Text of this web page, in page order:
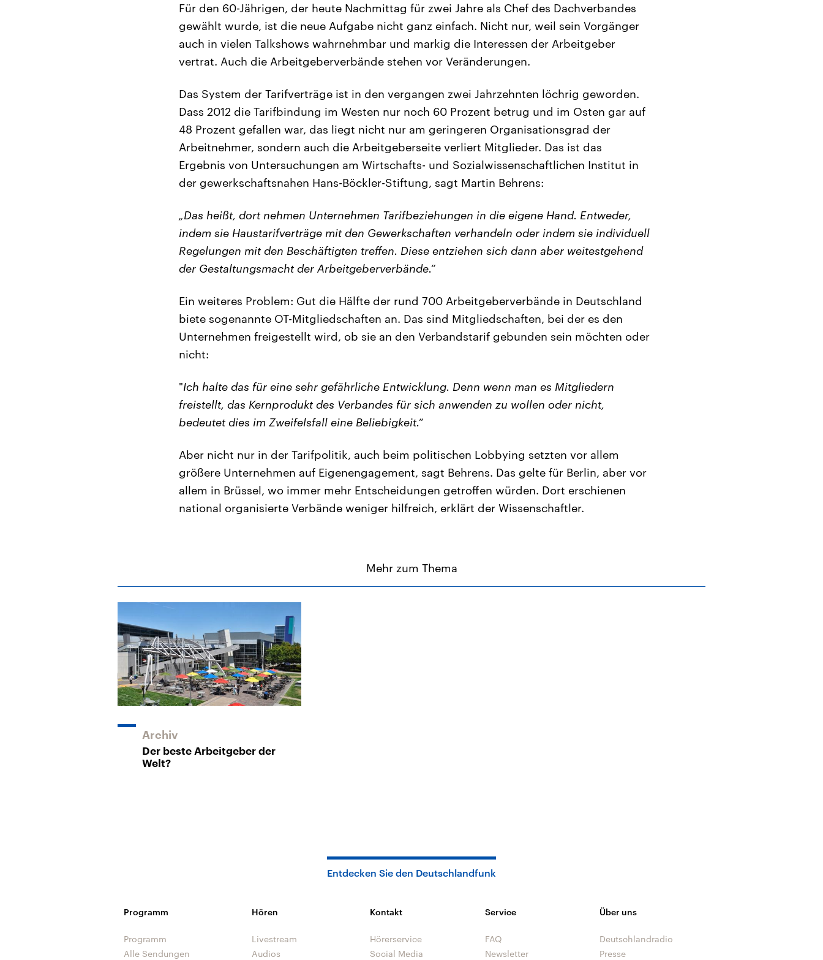
Für den 60-Jährigen, der heute Nachmittag für zwei Jahre als Chef des Dachverbandes
gewählt wurde, ist die neue Aufgabe nicht ganz einfach. Nicht nur, weil sein Vorgänger
auch in vielen Talkshows wahrnehmbar und markig die Interessen der Arbeitgeber
vertrat. Auch die Arbeitgeberverbände stehen vor Veränderungen.
Das System der Tarifverträge ist in den vergangen zwei Jahrzehnten löchrig geworden.
Dass 2012 die Tarifbindung im Westen nur noch 60 Prozent betrug und im Osten gar auf
48 Prozent gefallen war, das liegt nicht nur am geringeren Organisationsgrad der
Arbeitnehmer, sondern auch die Arbeitgeberseite verliert Mitglieder. Das ist das
Ergebnis von Untersuchungen am Wirtschafts- und Sozialwissenschaftlichen Institut in
der gewerkschaftsnahen Hans-Böckler-Stiftung, sagt Martin Behrens:
„Das heißt, dort nehmen Unternehmen Tarifbeziehungen in die eigene Hand. Entweder,
indem sie Haustarifverträge mit den Gewerkschaften verhandeln oder indem sie individuell
Regelungen mit den Beschäftigten treffen. Diese entziehen sich dann aber weitestgehend
der Gestaltungsmacht der Arbeitgeberverbände.“
Ein weiteres Problem: Gut die Hälfte der rund 700 Arbeitgeberverbände in Deutschland
biete sogenannte OT-Mitgliedschaften an. Das sind Mitgliedschaften, bei der es den
Unternehmen freigestellt wird, ob sie an den Verbandstarif gebunden sein möchten oder
nicht:
"Ich halte das für eine sehr gefährliche Entwicklung. Denn wenn man es Mitgliedern
freistellt, das Kernprodukt des Verbandes für sich anwenden zu wollen oder nicht,
bedeutet dies im Zweifelsfall eine Beliebigkeit.“
Aber nicht nur in der Tarifpolitik, auch beim politischen Lobbying setzten vor allem
größere Unternehmen auf Eigenengagement, sagt Behrens. Das gelte für Berlin, aber vor
allem in Brüssel, wo immer mehr Entscheidungen getroffen würden. Dort erschienen
national organisierte Verbände weniger hilfreich, erklärt der Wissenschaftler.
Mehr zum Thema
Archiv
Der beste Arbeitgeber der
Welt?
Entdecken Sie den Deutschlandfunk
Programm
Programm
Alle Sendungen
Hören
Livestream
Audios
Kontakt
Hörerservice
Social Media
Service
FAQ
Newsletter
Über uns
Deutschlandradio
Presse